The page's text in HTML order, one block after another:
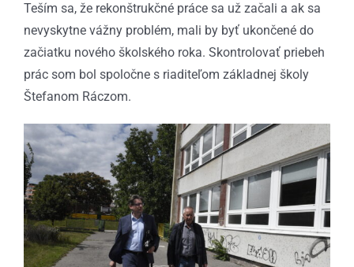
Teším sa, že rekonštrukčné práce sa už začali a ak sa
nevyskytne vážny problém, mali by byť ukončené do
začiatku nového školského roka. Skontrolovať priebeh
prác som bol spoločne s riaditeľom základnej školy
Štefanom Ráczom.